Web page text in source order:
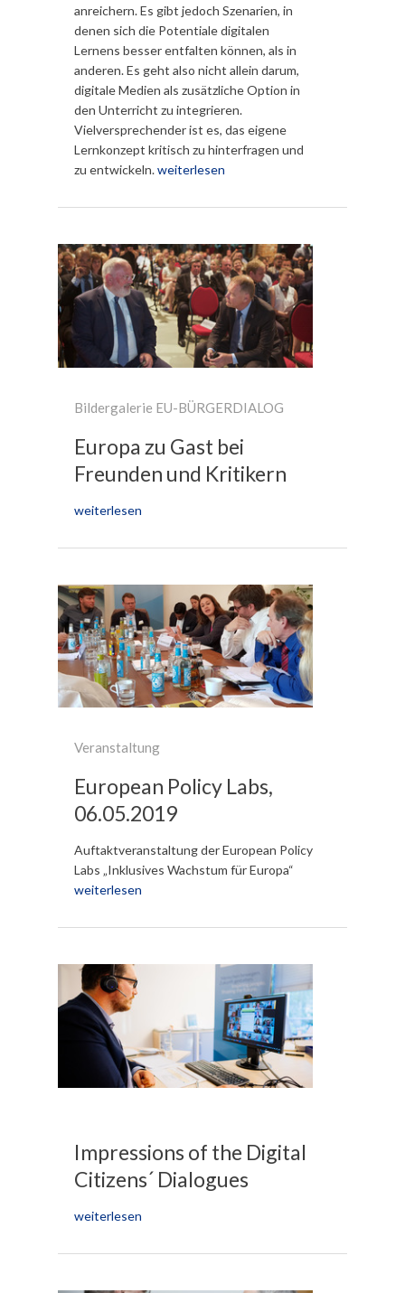
anreichern. Es gibt jedoch Szenarien, in
denen sich die Potentiale digitalen
Lernens besser entfalten können, als in
anderen. Es geht also nicht allein darum,
digitale Medien als zusätzliche Option in
den Unterricht zu integrieren.
Vielversprechender ist es, das eigene
Lernkonzept kritisch zu hinterfragen und
zu entwickeln.weiterlesen
Bildergalerie EU-BÜRGERDIALOG
Europa zu Gast bei
Freunden und Kritikern
weiterlesen
Veranstaltung
European Policy Labs,
06.05.2019
Auftaktveranstaltung der European Policy
Labs „Inklusives Wachstum für Europa“
weiterlesen
Impressions of the Digital
Citizens´ Dialogues
weiterlesen